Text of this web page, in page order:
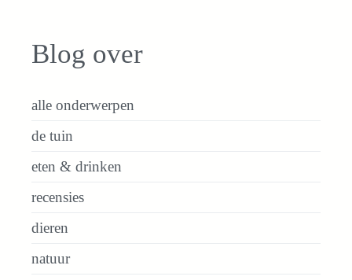
Blog over
alle onderwerpen
de tuin
eten & drinken
recensies
dieren
natuur